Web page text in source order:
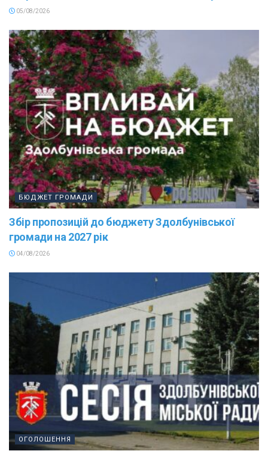
05/08/2026
БЮДЖЕТ ГРОМАДИ
Збір пропозицій до бюджету Здолбунівської
громади на 2027 рік
04/08/2026
ОГОЛОШЕННЯ